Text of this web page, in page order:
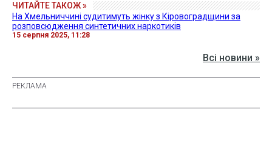
ЧИТАЙТЕ ТАКОЖ »
На Хмельниччині судитимуть жінку з Кіровоградщини за
розповсюдження синтетичних наркотиків
15 серпня 2025, 11:28
Всі новини »